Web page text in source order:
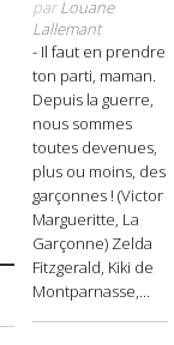
parLouane
Lallemant
- Il faut en prendre
ton parti, maman.
Depuis la guerre,
nous sommes
toutes devenues,
plus ou moins, des
garçonnes ! (Victor
Margueritte, La
Garçonne) Zelda
Fitzgerald, Kiki de
Montparnasse,...